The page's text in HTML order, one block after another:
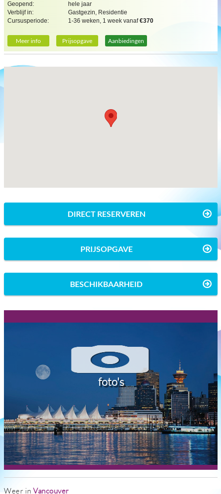
Geopend:
hele jaar
Verblijf in:
Gastgezin, Residentie
Cursusperiode:
1-36 weken, 1 week vanaf€370
Meer info Prijsopgave Aanbiedingen
DIRECT RESERVEREN
PRIJSOPGAVE
BESCHIKBAARHEID
foto's
Weer in Vancouver